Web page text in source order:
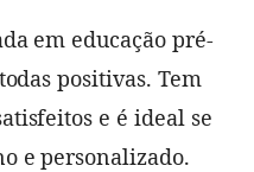
em educação pré-
positivas. Tem
e é ideal se
e personalizado.